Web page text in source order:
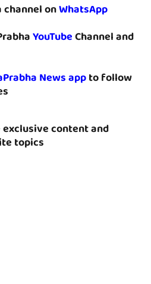
channel onWhatsApp
YouTubeChannel and
News appto follow
exclusive content and
topics